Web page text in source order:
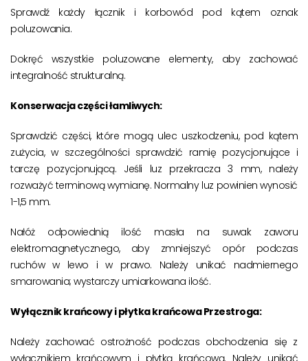
Sprawdź każdy łącznik i korbowód pod kątem oznak
poluzowania.
Dokręć wszystkie poluzowane elementy, aby zachować
integralność strukturalną.
Konserwacja części łamliwych:
Sprawdzić części, które mogą ulec uszkodzeniu, pod kątem
zużycia, w szczególności sprawdzić ramię pozycjonujące i
tarczę pozycjonującą. Jeśli luz przekracza 3 mm, należy
rozważyć terminową wymianę. Normalny luz powinien wynosić
1-1,5 mm.
Nałóż odpowiednią ilość masła na suwak zaworu
elektromagnetycznego, aby zmniejszyć opór podczas
ruchów w lewo i w prawo. Należy unikać nadmiernego
smarowania; wystarczy umiarkowana ilość.
Wyłącznik krańcowy i płytka krańcowa Przestroga:
Należy zachować ostrożność podczas obchodzenia się z